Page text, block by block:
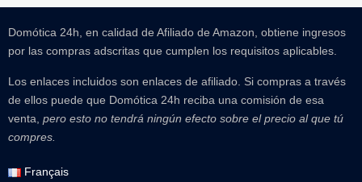
Domótica 24h, en calidad de Afiliado de Amazon, obtiene ingresos
por las compras adscritas que cumplen los requisitos aplicables.
Los enlaces incluidos son enlaces de afiliado. Si compras a través
de ellos puede que Domótica 24h reciba una comisión de esa
venta, pero esto no tendrá ningún efecto sobre el precio al que tú
compres.
Français